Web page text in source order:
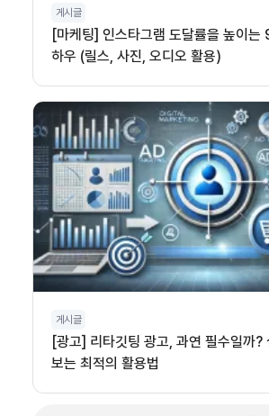
게시글
[마케팅] 인스타그램 도달률을 높이는
하우 (릴스, 사진, 오디오 활용)
게시글
[광고] 리타깃팅 광고, 과연 필수일까?
보는 최적의 활용법